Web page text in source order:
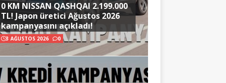
0 KM NISSAN QASHQAI 2.199.000
TL! Japon üretici Ağustos 2026
kampanyasını açıkladı!
3 AĞUSTOS 2026 0